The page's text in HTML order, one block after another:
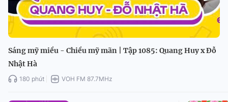
Sáng mỹ miều - Chiều mỹ mãn | Tập 1085: Quang Huy x Đỗ
Nhật Hà
180 phút VOH FM 87.7MHz